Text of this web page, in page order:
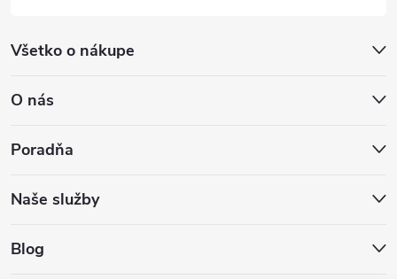
Všetko o nákupe
O nás
Poradňa
Naše služby
Blog